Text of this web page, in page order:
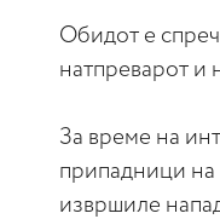
Обидот е
натпреварот и
За време на
припадници на
извршиле